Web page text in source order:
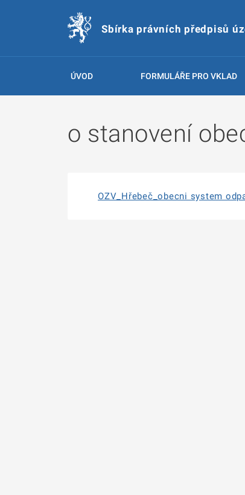
Sbírka právních předpisů
ÚVOD FORMULÁŘE PRO VKLAD
o stanovení
OZV_Hřebeč_obecni system